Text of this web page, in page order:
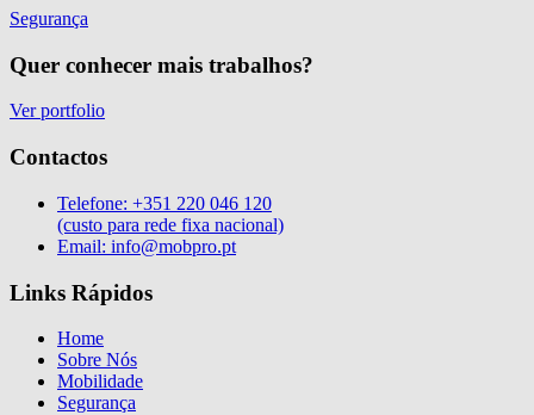
Segurança
Quer conhecer mais trabalhos?
Ver portfolio
Contactos
Telefone: +351 220 046 120
(custo para rede fixa nacional)
Email: info@mobpro.pt
Links Rápidos
Home
Sobre Nós
Mobilidade
Segurança